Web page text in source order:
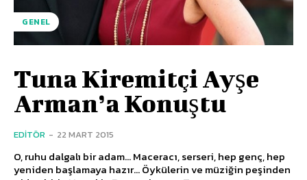
GENEL
Tuna Kiremitçi Ayşe
Arman’a Konuştu
EDITÖR - 22 MART 2015
O, ruhu dalgalı bir adam... Maceracı, serseri, hep genç, hep
yeniden başlamaya hazır... Öykülerin ve müziğin peşinden